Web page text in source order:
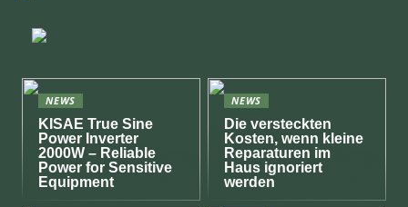
NEWS
KISAE True Sine
Power Inverter
2000W – Reliable
Power for Sensitive
Equipment
NEWS
Die versteckten
Kosten, wenn kleine
Reparaturen im
Haus ignoriert
werden